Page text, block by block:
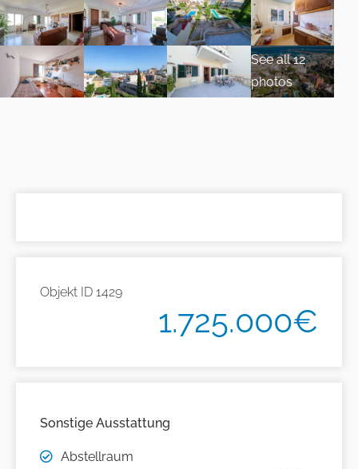
See all 12
photos
Objekt ID 1429
1.725.000€
Sonstige Ausstattung
Abstellraum